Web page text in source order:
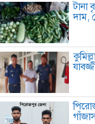
টানা
দাম,